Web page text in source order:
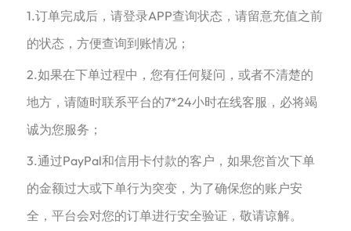
1.订单完成后，请登录APP查询状态，请留意充值之前
的状态，方便查询到账情况；
2.如果在下单过程中，您有任何疑问，或者不清楚的
地方，请随时联系平台的7*24小时在线客服，必将竭
诚为您服务；
3.通过PayPal和信用卡付款的客户，如果您首次下单
的金额过大或下单行为突变，为了确保您的账户安
全，平台会对您的订单进行安全验证，敬请谅解。